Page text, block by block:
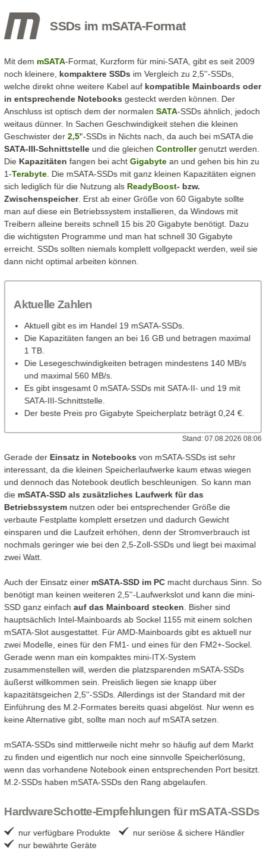
SSDs im mSATA-Format
Mit demmSATA-Format, Kurzform für mini-SATA, gibt es seit 2009
noch kleinere,kompaktere SSDs im Vergleich zu 2,5''-SSDs,
welche direkt ohne weitere Kabel aufkompatible Mainboards oder
in entsprechende Notebooks gesteckt werden können. Der
Anschluss ist optisch dem der normalenSATA-SSDs ähnlich, jedoch
weitaus dünner. In Sachen Geschwindigkeit stehen die kleinen
Geschwister der2,5''-SSDs in Nichts nach, da auch bei mSATA die
SATA-III-Schnittstelle und die gleichenControllergenutzt werden.
DieKapazitäten fangen bei achtGigabyte an und gehen bis hin zu
1-Terabyte . Die mSATA-SSDs mit ganz kleinen Kapazitäten eignen
sich lediglich für die Nutzung alsReadyBoost- bzw.
Zwischenspeicher. Erst ab einer Größe von 60 Gigabyte sollte
man auf diese ein Betriebssystem installieren, da Windows mit
Treibern alleine bereits schnell 15 bis 20 Gigabyte benötigt. Dazu
die wichtigsten Programme und man hat schnell 30 Gigabyte
erreicht. SSDs sollten niemals komplett vollgepackt werden, weil sie
dann nicht optimal arbeiten können.
Aktuelle Zahlen
Aktuell gibt es im Handel 19 mSATA-SSDs.
Die Kapazitäten fangen an bei 16 GB und betragen maximal
1 TB.
Die Lesegeschwindigkeiten betragen mindestens 140 MB/s
und maximal 560 MB/s.
Es gibt insgesamt 0 mSATA-SSDs mit SATA-II- und 19 mit
SATA-III-Schnittstelle.
Der beste Preis pro Gigabyte Speicherplatz beträgt 0,24 €.
Stand: 07.08.2026 08:06
Gerade derEinsatz in Notebooks von mSATA-SSDs ist sehr
interessant, da die kleinen Speicherlaufwerke kaum etwas wiegen
und dennoch das Notebook deutlich beschleunigen. So kann man
diemSATA-SSD als zusätzliches Laufwerk für das
Betriebssystem nutzen oder bei entsprechender Größe die
verbaute Festplatte komplett ersetzen und dadurch Gewicht
einsparen und die Laufzeit erhöhen, denn der Stromverbrauch ist
nochmals geringer wie bei den 2,5-Zoll-SSDs und liegt bei maximal
zwei Watt.
Auch der Einsatz einermSATA-SSD im PC macht durchaus Sinn. So
benötigt man keinen weiteren 2,5''-Laufwerkslot und kann die mini-
SSD ganz einfachauf das Mainboard stecken . Bisher sind
hauptsächlich Intel-Mainboards ab Sockel 1155 mit einem solchen
mSATA-Slot ausgestattet. Für AMD-Mainboards gibt es aktuell nur
zwei Modelle, eines für den FM1- und eines für den FM2+-Sockel.
Gerade wenn man ein kompaktes mini-ITX-System
zusammenstellen will, werden die platzsparenden mSATA-SSDs
äußerst willkommen sein. Preislich liegen sie knapp über
kapazitätsgeichen 2,5''-SSDs. Allerdings ist der Standard mit der
Einführung des M.2-Formates bereits quasi abgelöst. Nur wenn es
keine Alternative gibt, sollte man noch auf mSATA setzen.
mSATA-SSDs sind mittlerweile nicht mehr so häufig auf dem Markt
zu finden und eigentlich nur noch eine sinnvolle Speicherlösung,
wenn das vorhandene Notebook einen entsprechenden Port besitzt.
M.2-SSDs haben mSATA-SSDs den Rang abgelaufen.
HardwareSchotte-Empfehlungen für mSATA-SSDs
nur verfügbare Produkte
nur seriöse & sichere Händler
nur bewährte Geräte